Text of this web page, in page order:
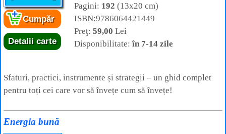
Cumpăr
Detalii carte
Pagini: 192 (13x20 cm)
ISBN:9786064421449
Preţ: 59,00 Lei
Disponibilitate:în 7-14 zile
Sfaturi, practici, instrumente și strategii – un ghid complet
pentru toți cei care vor să învețe cum să învețe!
Energia bună